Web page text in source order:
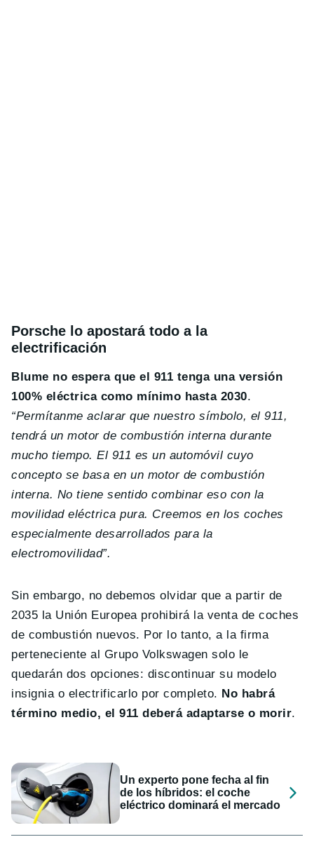
Porsche lo apostará todo a la
electrificación
Blume no espera que el 911 tenga una versión
100% eléctrica como mínimo hasta 2030.
“Permítanme aclarar que nuestro símbolo, el 911,
tendrá un motor de combustión interna durante
mucho tiempo. El 911 es un automóvil cuyo
concepto se basa en un motor de combustión
interna. No tiene sentido combinar eso con la
movilidad eléctrica pura. Creemos en los coches
especialmente desarrollados para la
electromovilidad”.
Sin embargo, no debemos olvidar que a partir de
2035 la Unión Europea prohibirá la venta de coches
de combustión nuevos. Por lo tanto, a la firma
perteneciente al Grupo Volkswagen solo le
quedarán dos opciones: discontinuar su modelo
insignia o electrificarlo por completo. No habrá
término medio, el 911 deberá adaptarse o morir.
Un experto pone fecha al fin
de los híbridos: el coche
eléctrico dominará el mercado